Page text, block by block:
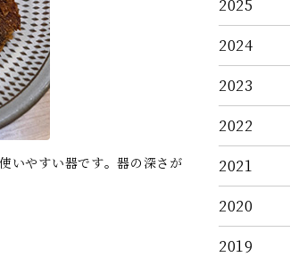
いやすい器です。器の深さが
2025
2024
2023
2022
2021
2020
2019